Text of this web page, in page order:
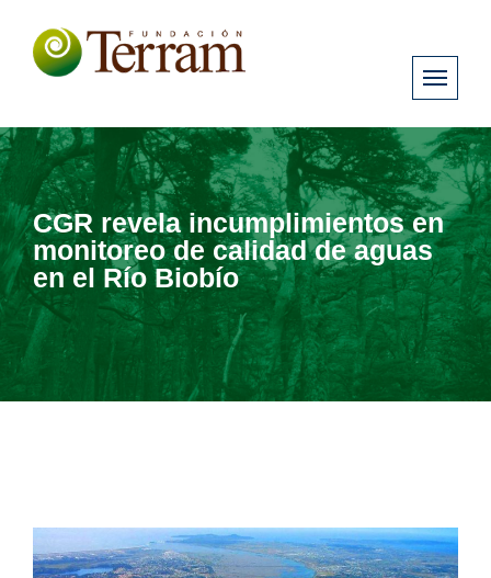
CGR revela incumplimientos en
monitoreo de calidad de aguas
en el Río Biobío